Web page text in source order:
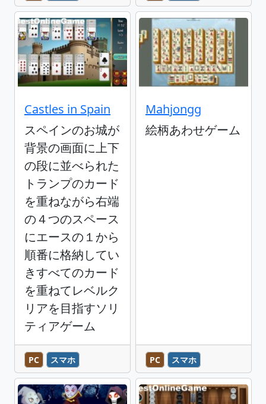
Castles in Spain
スペインのお城が
背景の画面に上下
の段に並べられた
トランプのカード
を重ねながら右端
の４つのスペース
にエースの１から
順番に格納してい
きすべてのカード
を重ねてレベルク
リアを目指すソリ
ティアゲーム
PC スマホ
Mahjongg
絵柄あわせゲーム
PC スマホ